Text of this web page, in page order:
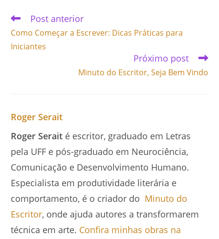
Post anterior
Como Começar a Escrever: Dicas Práticas para
Iniciantes
Próximo post
Minuto do Escritor, Seja Bem Vindo
Roger Serait
Roger Serait é escritor, graduado em Letras
pela UFF e pós-graduado em Neurociência,
Comunicação e Desenvolvimento Humano.
Especialista em produtividade literária e
comportamento, é o criador do Minuto do
Escritor, onde ajuda autores a transformarem
técnica em arte. Confira minhas obras na